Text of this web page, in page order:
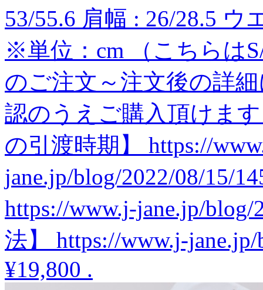
53/55.6 肩幅 : 26/28.5 ウ
※単位：cm （こちらは
のご注文～注文後の詳
認のうえご購入頂けま
の引渡時期】 https://
jane.jp/blog/2022/08/15/
https://www.j-jane.jp/
法】 https://www.j-
¥19,800 .